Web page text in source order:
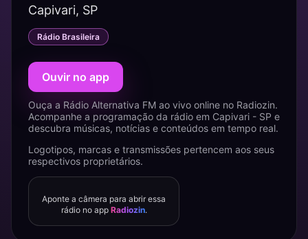
Capivari, SP
Rádio Brasileira
Ouvir no app
Ouça a Rádio Alternativa FM ao vivo online no Radiozin.
Acompanhe a programação da rádio em Capivari - SP e
descubra músicas, notícias e conteúdos em tempo real.
Logotipos, marcas e transmissões pertencem aos seus
respectivos proprietários.
Aponte a câmera para abrir essa
rádio no app Radiozin.